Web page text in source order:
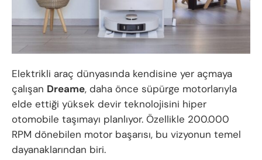
Elektrikli araç dünyasında kendisine yer açmaya
çalışan Dreame, daha önce süpürge motorlarıyla
elde ettiği yüksek devir teknolojisini hiper
otomobile taşımayı planlıyor. Özellikle 200.000
RPM dönebilen motor başarısı, bu vizyonun temel
dayanaklarından biri.